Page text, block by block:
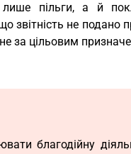
пільги, а й
звітність не подано
цільовим
благодійну